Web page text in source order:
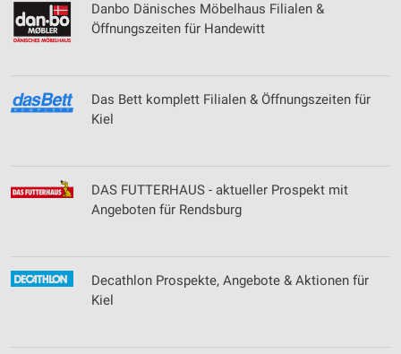
Danbo Dänisches Möbelhaus Filialen &
Öffnungszeiten für Handewitt
Das Bett komplett Filialen & Öffnungszeiten für
Kiel
DAS FUTTERHAUS - aktueller Prospekt mit
Angeboten für Rendsburg
Decathlon Prospekte, Angebote & Aktionen für
Kiel